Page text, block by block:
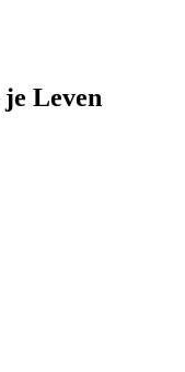
Leven